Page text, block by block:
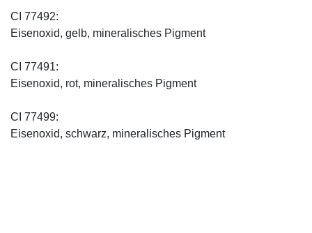
CI 77492:
Eisenoxid, gelb, mineralisches Pigment
CI 77491:
Eisenoxid, rot, mineralisches Pigment
CI 77499:
Eisenoxid, schwarz, mineralisches Pigment